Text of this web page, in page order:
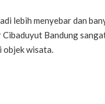
lebih menyebar dan
Bandung
objek wisata.